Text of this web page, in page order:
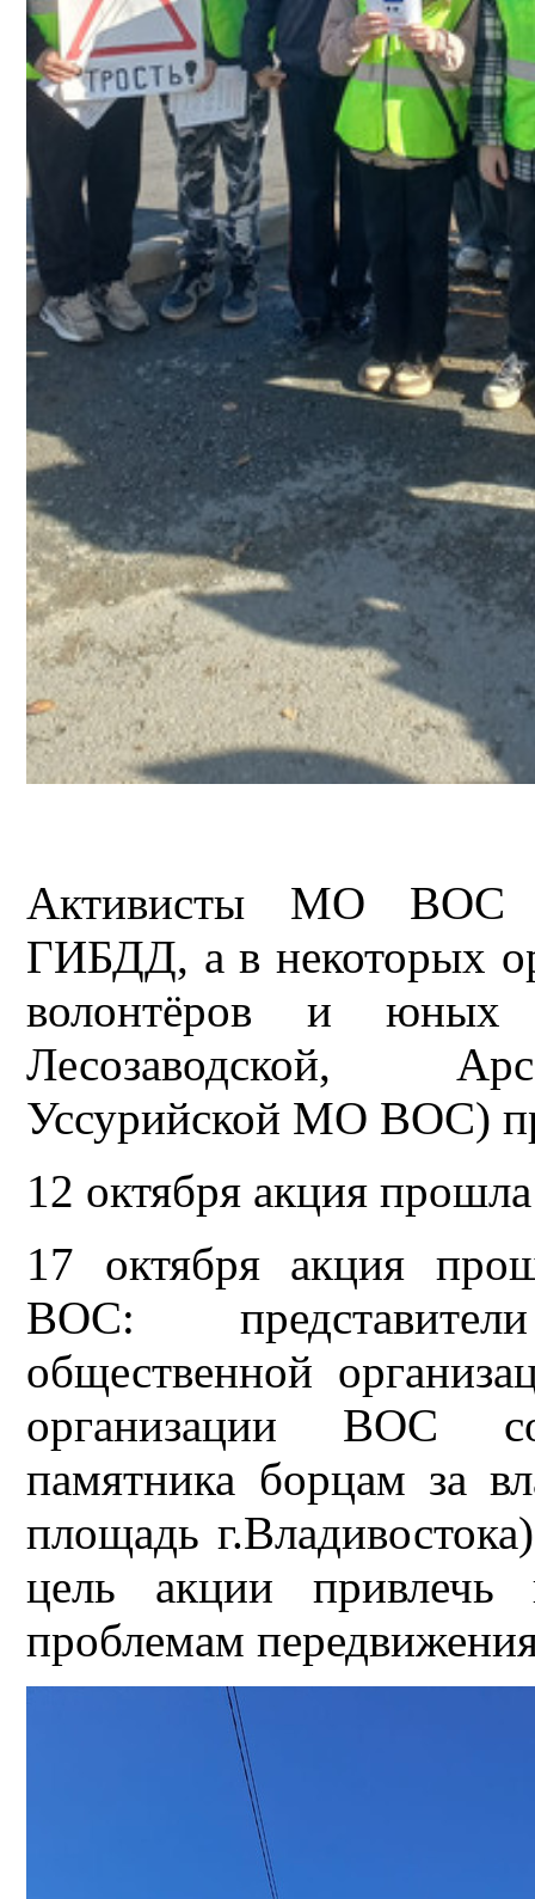
Активисты МО ВОС
ГИБДД, а в некоторых
волонтёров и юных
Лесозаводской,
Уссурийской МО ВОС)
12 октября акция
17 октября акция
ВОС:
общественной
организации ВОС
памятника борцам за
площадь
цель акции привлечь
проблемам